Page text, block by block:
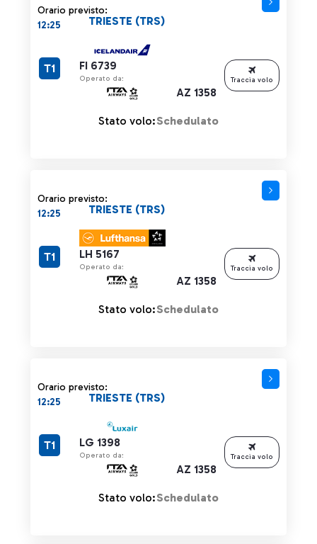
Orario previsto:
12:25
FI 6739
Operato da:
AZ 1358
TRIESTE (TRS)
T1
Stato volo:Schedulato
Traccia volo
Orario previsto:
12:25
LH 5167
Operato da:
AZ 1358
TRIESTE (TRS)
T1
Stato volo:Schedulato
Traccia volo
Orario previsto:
12:25
LG 1398
Operato da:
AZ 1358
TRIESTE (TRS)
T1
Stato volo:Schedulato
Traccia volo